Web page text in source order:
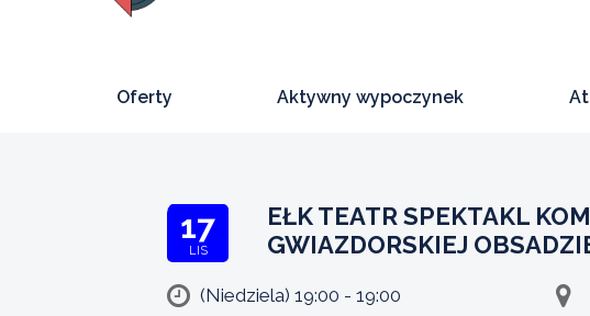
Oferty Aktywny wypoczynek
17
LIS
EŁK TEATR SPEKTAKL
GWIAZDORSKIEJ
(Niedziela) 19:00 - 19:00